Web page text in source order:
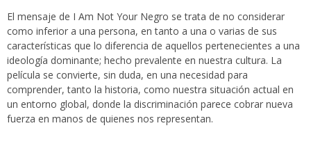
El mensaje de I Am Not Your Negro se trata de no considerar
como inferior a una persona, en tanto a una o varias de sus
características que lo diferencia de aquellos pertenecientes a una
ideología dominante; hecho prevalente en nuestra cultura. La
película se convierte, sin duda, en una necesidad para
comprender, tanto la historia, como nuestra situación actual en
un entorno global, donde la discriminación parece cobrar nueva
fuerza en manos de quienes nos representan.